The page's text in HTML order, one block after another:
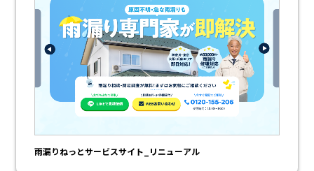
雨漏りねっとサービスサイト_リニューアル